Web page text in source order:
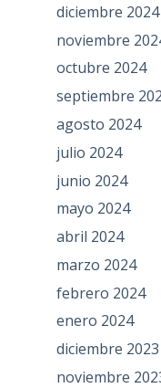
diciembre 2024
noviembre
octubre 2024
septiembre
agosto 2024
julio 2024
junio 2024
mayo 2024
abril 2024
marzo 2024
febrero 2024
enero 2024
diciembre 2023
noviembre